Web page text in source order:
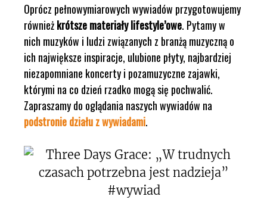
Oprócz pełnowymiarowych wywiadów przygotowujemy
równieżkrótsze materiały lifestyle’owe. Pytamy w
nich muzyków i ludzi związanych z branżą muzyczną o
ich największe inspiracje, ulubione płyty, najbardziej
niezapomniane koncerty i pozamuzyczne zajawki,
którymi na co dzień rzadko mogą się pochwalić.
Zapraszamy do oglądania naszych wywiadów na
podstronie działu z wywiadami.